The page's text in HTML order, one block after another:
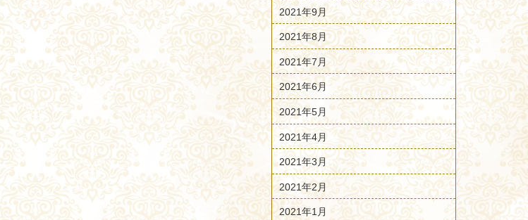
2021年9月
2021年8月
2021年7月
2021年6月
2021年5月
2021年4月
2021年3月
2021年2月
2021年1月